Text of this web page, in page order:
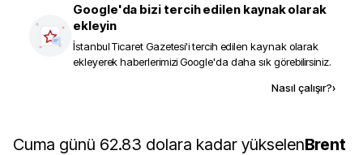
Google'da bizi tercih edilen kaynak olarak
ekleyin
İstanbul Ticaret Gazetesi'i tercih edilen kaynak olarak
ekleyerek haberlerimizi Google'da daha sık görebilirsiniz.
Nasıl çalışır?›
Cuma günü 62.83 dolara kadar yükselenBrent